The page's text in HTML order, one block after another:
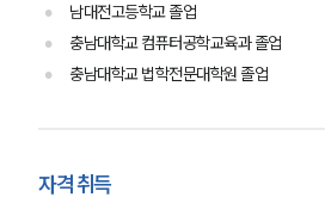
금융전문변호사
남대전고등학교 졸업
충남대학교 컴퓨터공학교육과 졸업
충남대학교 법학전문대학원 졸업
자격 취득